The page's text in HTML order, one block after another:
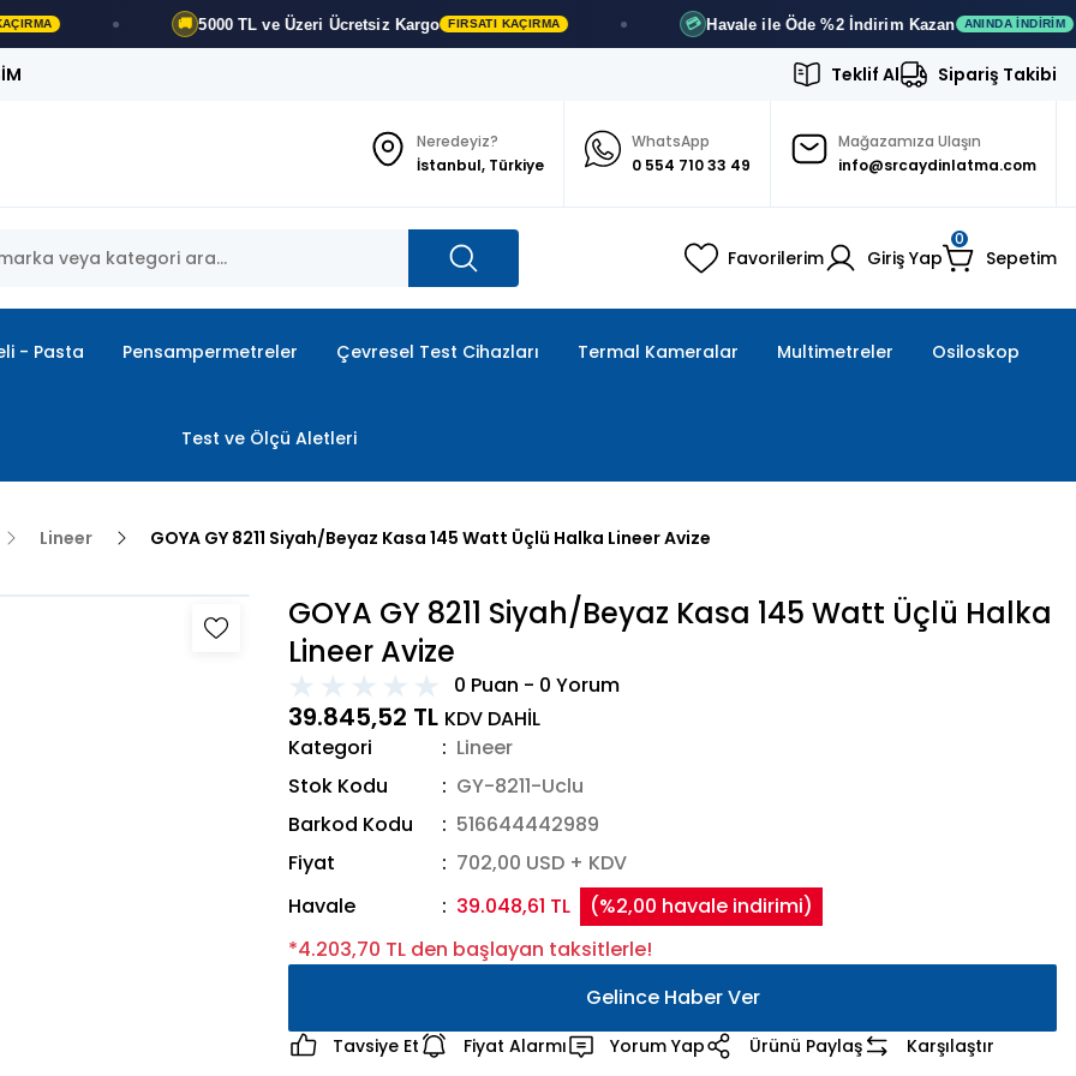
🚚 5000 TL ve ÜzeriÜcretsiz Kargo FIRSATI KAÇIRMA 💳 Havale ile Öde %2 İndirim Kazan ANINDA İNDIRIM 🚚
Teklif Al Sipariş Takibi
Neredeyiz?
İstanbul, Türkiye
WhatsApp
0 554 710 33 49
Mağazamıza Ulaşın
info@srcaydinlatma.com
Favorilerim Giriş Yap Sepetim
0
- Pasta Pensampermetreler Çevresel Test Cihazları Termal Kameralar Multimetreler Osiloskop
Test ve Ölçü Aletleri
Lineer GOYA GY 8211 Siyah/Beyaz Kasa 145 Watt Üçlü Halka Lineer Avize
GOYA GY 8211 Siyah/Beyaz Kasa 145 Watt Üçlü Halka
Lineer Avize
0 Puan - 0 Yorum
39.845,52 TL KDV DAHİL
Kategori
Lineer
Stok Kodu
GY-8211-Uclu
Barkod Kodu
516644442989
Fiyat
702,00 USD + KDV
Havale
39.048,61 TL
(%2,00 havale indirimi)
*4.203,70 TL den başlayan taksitlerle!
Gelince Haber Ver
Tavsiye Et Fiyat Alarmı Yorum Yap Ürünü Paylaş Karşılaştır